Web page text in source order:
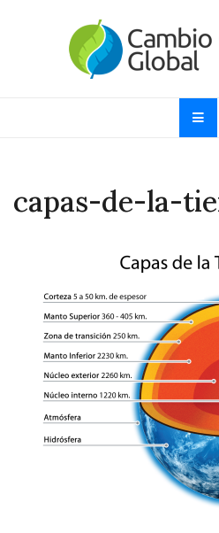
Cambio
Climático y Efecto
capas-de-la-